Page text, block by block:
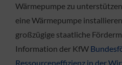
Wärmepumpe zu
eine Wärmepumpe
großzügige staatliche
Information der KfW
Ressourceneffizienz in der